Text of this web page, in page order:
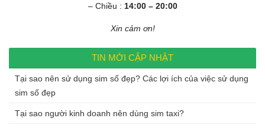
– Chiều : 14:00 – 20:00
Xin cảm ơn!
TIN MỚI CẬP NHẬT
Tại sao nên sử dụng sim số đẹp? Các lợi ích của việc sử dụng
sim số đẹp
Tại sao người kinh doanh nên dùng sim taxi?